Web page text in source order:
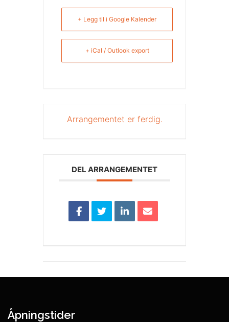
+ Legg til i Google Kalender
+ iCal / Outlook export
Arrangementet er ferdig.
DEL ARRANGEMENTET
Åpningstider